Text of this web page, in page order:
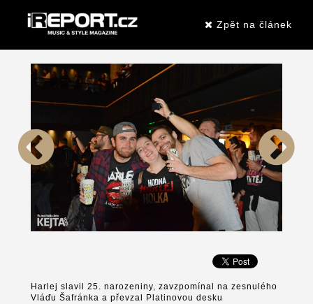
Zpět na článek
Harlej slavil 25. narozeniny, zavzpomínal na zesnulého
Vláďu Šafránka a převzal Platinovou desku